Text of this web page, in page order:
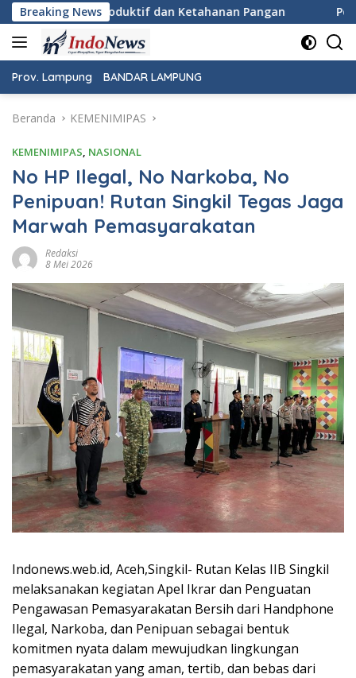
Langsung
ke
konten
Breaking News
Pangan Pemeriksaan Kesehatan Gratis
Prov. Lampung BANDAR LAMPUNG
Beranda KEMENIMIPAS
KEMENIMIPAS, NASIONAL
No HP Ilegal, No Narkoba, No
Penipuan! Rutan Singkil Tegas Jaga
Marwah Pemasyarakatan
Redaksi
8 Mei 2026
Indonews.web.id, Aceh,Singkil- Rutan Kelas IIB Singkil
melaksanakan kegiatan Apel Ikrar dan Penguatan
Pengawasan Pemasyarakatan Bersih dari Handphone
Ilegal, Narkoba, dan Penipuan sebagai bentuk
komitmen nyata dalam mewujudkan lingkungan
pemasyarakatan yang aman, tertib, dan bebas dari